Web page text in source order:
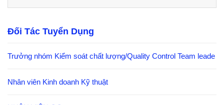
Đối Tác Tuyển Dụng
Trưởng nhóm Kiểm soát chất lượng/Quality Control Team leade
Nhân viên Kinh doanh Kỹ thuật